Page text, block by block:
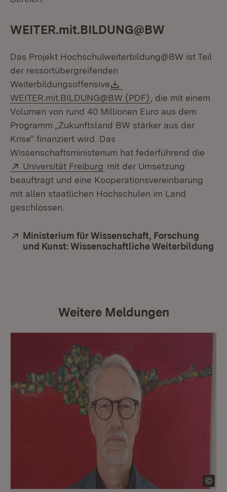
WEITER.mit.BILDUNG@BW
Das Projekt Hochschulweiterbildung@BW ist Teil
der ressortübergreifenden
Weiterbildungsoffensive
WEITER.mit.BILDUNG@BW (PDF) (Öffnet in neuem
, die mit einem
Volumen von rund 40 Millionen Euro aus dem
Programm „Zukunftsland BW stärker aus der
Krise“ finanziert wird. Das
Wissenschaftsministerium hat federführend die
Extern:
Universität Freiburg (Öffnet in neuem Fenster)
mit der Umsetzung
beauftragt und eine Kooperationsvereinbarung
mit allen staatlichen Hochschulen im Land
geschlossen.
Extern:
Ministerium für Wissenschaft, Forschung
und Kunst: Wissenschaftliche Weiterbildung
Weitere Meldungen